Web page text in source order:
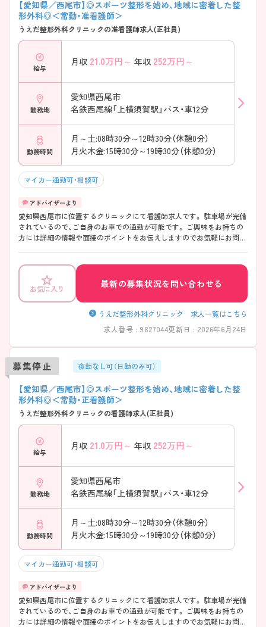
【愛知県／西尾市】◎スポーツ整形を始め、地域に密着した整
形外科◎＜常勤・准看護師＞
うえだ整形外科クリニックの准看護師求人(正社員)
給与
月収 21.0万円～ 年収 252万円～
勤務地
愛知県西尾市
名鉄西尾線「上横須賀駅」バス・車12分
勤務時間
月～土:08時30分～12時30分（休憩0分）
月火木金:15時30分～19時30分（休憩0分）
マイカー通勤可・相談可
愛知県西尾市に位置するクリニックにて看護師求人です。 駐車場が完備
されているので、ご自身のお車での通勤が可能です。 ご興味をお持ちの
方には詳細の情報や面接のポイントをお伝えしますのでお気軽にお問い
お気に入り 最新の募集状況を問い合わせる
うえだ整形外科クリニック 求人一覧はこちら
求人番号 : 9827044更新日 : 2026年6月24日
募集停止 夜勤なし可（日勤のみ可）
【愛知県／西尾市】◎スポーツ整形を始め、地域に密着した整
形外科◎＜常勤・正看護師＞
うえだ整形外科クリニックの看護師求人(正社員)
給与
月収 21.0万円～ 年収 252万円～
勤務地
愛知県西尾市
名鉄西尾線「上横須賀駅」バス・車12分
勤務時間
月～土:08時30分～12時30分（休憩0分）
月火木金:15時30分～19時30分（休憩0分）
マイカー通勤可・相談可
愛知県西尾市に位置するクリニックにて看護師求人です。 駐車場が完備
されているので、ご自身のお車での通勤が可能です。 ご興味をお持ちの
方には詳細の情報や面接のポイントをお伝えしますのでお気軽にお問い